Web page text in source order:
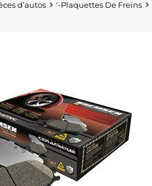
d’autos '-Plaquettes De Freins